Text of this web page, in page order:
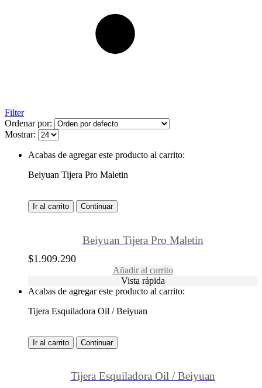
Filter
Ordenar por:
Mostrar:
Acabas de agregar este producto al carrito:
Beiyuan Tijera Pro Maletin
Ir al carrito Continuar
Beiyuan Tijera Pro Maletin
$1.909.290
Añadir al carrito
Vista rápida
Acabas de agregar este producto al carrito:
Tijera Esquiladora Oil / Beiyuan
Ir al carrito Continuar
Tijera Esquiladora Oil / Beiyuan